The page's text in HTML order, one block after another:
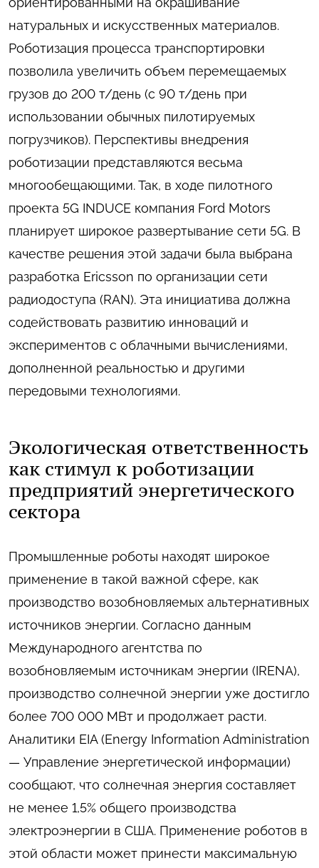
натуральных и искусственных материалов.
Роботизация процесса транспортировки
позволила увеличить объем перемещаемых
грузов до 200 т/день (с 90 т/день при
использовании обычных пилотируемых
погрузчиков). Перспективы внедрения
роботизации представляются весьма
многообещающими. Так, в ходе пилотного
проекта 5G INDUCE компания Ford Motors
планирует широкое развертывание сети 5G. В
качестве решения этой задачи была выбрана
разработка Ericsson по организации сети
радиодоступа (RAN). Эта инициатива должна
содействовать развитию инноваций и
экспериментов с облачными вычислениями,
дополненной реальностью и другими
передовыми технологиями.
Экологическая ответственность
как стимул к роботизации
предприятий энергетического
сектора
Промышленные роботы находят широкое
применение в такой важной сфере, как
производство возобновляемых альтернативных
источников энергии. Согласно данным
Международного агентства по
возобновляемым источникам энергии (IRENA),
производство солнечной энергии уже достигло
более 700 000 МВт и продолжает расти.
Аналитики EIA (Energy Information Administration
— Управление энергетической информации)
сообщают, что солнечная энергия составляет
не менее 1,5% общего производства
электроэнергии в США. Применение роботов в
этой области может принести максимальную